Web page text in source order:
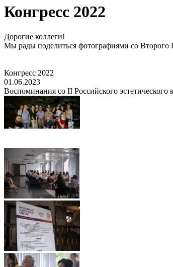
Конгресс 2022
Дорогие коллеги!
Мы рады поделиться фотографиями со Второго
Конгресс 2022
01.06.2023
Воспоминания со II Российского эстетического